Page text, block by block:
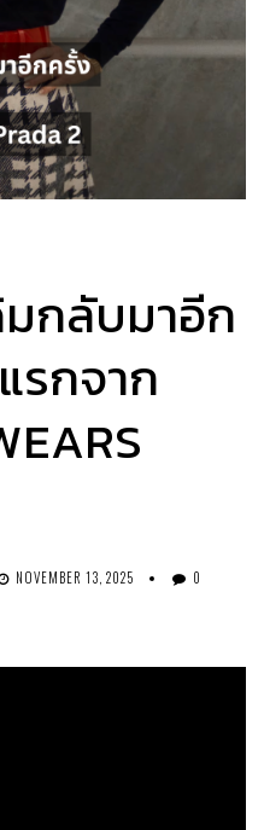
กลับมาอีก
รกจาก
NOVEMBER 13, 2025
0